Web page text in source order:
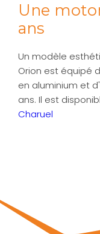
Une
ans
Un modèle
Orion est équipé
en aluminium et
ans. Il est
Charuel